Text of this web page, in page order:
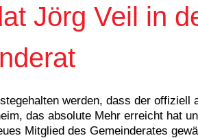
Jörg Veil in
werden, dass der offiziell
das absolute Mehr erreicht hat
Mitglied des Gemeinderates